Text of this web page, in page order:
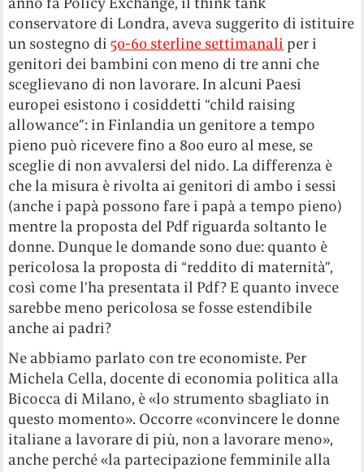
conservatore di Londra, aveva suggerito di istituire
un sostegno di 50-60 sterline settimanali per i
genitori dei bambini con meno di tre anni che
sceglievano di non lavorare. In alcuni Paesi
europei esistono i cosiddetti “child raising
allowance”: in Finlandia un genitore a tempo
pieno può ricevere fino a 800 euro al mese, se
sceglie di non avvalersi del nido. La differenza è
che la misura è rivolta ai genitori di ambo i sessi
(anche i papà possono fare i papà a tempo pieno)
mentre la proposta del Pdf riguarda soltanto le
donne. Dunque le domande sono due: quanto è
pericolosa la proposta di “reddito di maternità”,
così come l’ha presentata il Pdf? E quanto invece
sarebbe meno pericolosa se fosse estendibile
anche ai padri?
Ne abbiamo parlato con tre economiste. Per
Michela Cella, docente di economia politica alla
Bicocca di Milano, è «lo strumento sbagliato in
questo momento». Occorre «convincere le donne
italiane a lavorare di più, non a lavorare meno»,
anche perché «la partecipazione femminile alla